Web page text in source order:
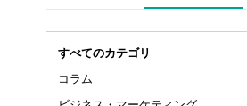
すべてのカテゴリ
コラム